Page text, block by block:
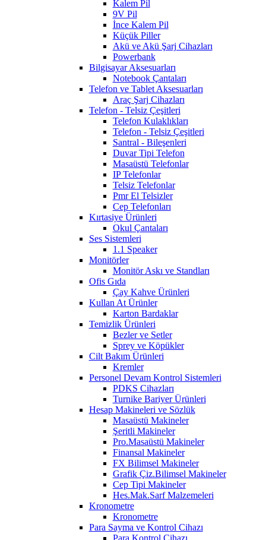
Kalem Pil
9V Pil
İnce Kalem Pil
Küçük Piller
Akü ve Akü Şarj Cihazları
Powerbank
Bilgisayar Aksesuarları
Notebook Çantaları
Telefon ve Tablet Aksesuarları
Araç Şarj Cihazları
Telefon - Telsiz Çeşitleri
Telefon Kulaklıkları
Telefon - Telsiz Çeşitleri
Santral - Bileşenleri
Duvar Tipi Telefon
Masaüstü Telefonlar
IP Telefonlar
Telsiz Telefonlar
Pmr El Telsizler
Cep Telefonları
Kırtasiye Ürünleri
Okul Çantaları
Ses Sistemleri
1.1 Speaker
Monitörler
Monitör Askı ve Standları
Ofis Gıda
Çay Kahve Ürünleri
Kullan At Ürünler
Karton Bardaklar
Temizlik Ürünleri
Bezler ve Setler
Sprey ve Köpükler
Cilt Bakım Ürünleri
Kremler
Personel Devam Kontrol Sistemleri
PDKS Cihazları
Turnike Bariyer Ürünleri
Hesap Makineleri ve Sözlük
Masaüstü Makineler
Şeritli Makineler
Pro.Masaüstü Makineler
Finansal Makineler
FX Bilimsel Makineler
Grafik Çiz.Bilimsel Makineler
Cep Tipi Makineler
Hes.Mak.Sarf Malzemeleri
Kronometre
Kronometre
Para Sayma ve Kontrol Cihazı
Para Kontrol Cihazı